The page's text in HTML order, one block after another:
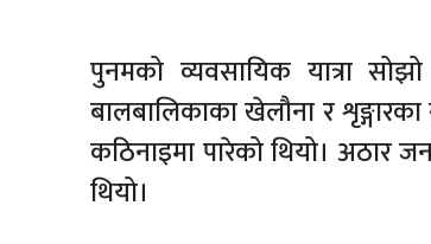
पुनमको व्यवसायिक यात्रा
बालबालिकाका खेलौना र
कठिनाइमा पारेको थियो। अठार
थियो।